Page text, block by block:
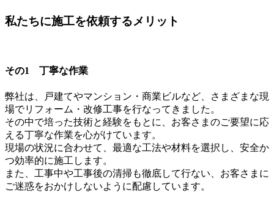
私たちに施工を依頼するメリット
その1 丁寧な作業
弊社は、戸建てやマンション・商業ビルなど、さまざまな現
場でリフォーム・改修工事を行なってきました。
その中で培った技術と経験をもとに、お客さまのご要望に応
える丁寧な作業を心がけています。
現場の状況に合わせて、最適な工法や材料を選択し、安全か
つ効率的に施工します。
また、工事中や工事後の清掃も徹底して行ない、お客さまに
ご迷惑をおかけしないように配慮しています。